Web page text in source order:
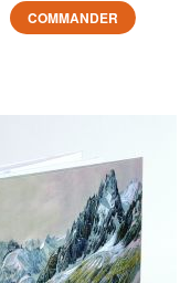
COMMANDER